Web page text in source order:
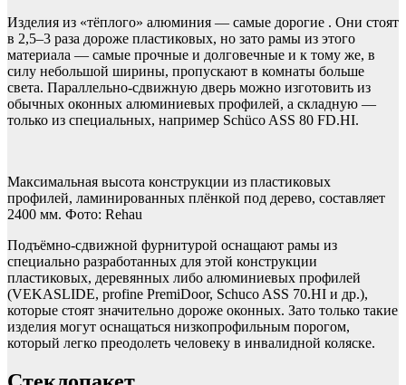
Изделия из «тёплого» алюминия — самые дорогие . Они стоят
в 2,5–3 раза дороже пластиковых, но зато рамы из этого
материала — самые прочные и долговечные и к тому же, в
силу небольшой ширины, пропускают в комнаты больше
света. Параллельно-сдвижную дверь можно изготовить из
обычных оконных алюминиевых профилей, а складную —
только из специальных, например Schüco ASS 80 FD.HI.
Максимальная высота конструкции из пластиковых
профилей, ламинированных плёнкой под дерево, составляет
2400 мм. Фото: Rehau
Подъёмно-сдвижной фурнитурой оснащают рамы из
специально разработанных для этой конструкции
пластиковых, деревянных либо алюминиевых профилей
(VEKASLIDE, profine PremiDoor, Schuco ASS 70.HI и др.),
которые стоят значительно дороже оконных. Зато только такие
изделия могут оснащаться низкопрофильным порогом,
который легко преодолеть человеку в инвалидной коляске.